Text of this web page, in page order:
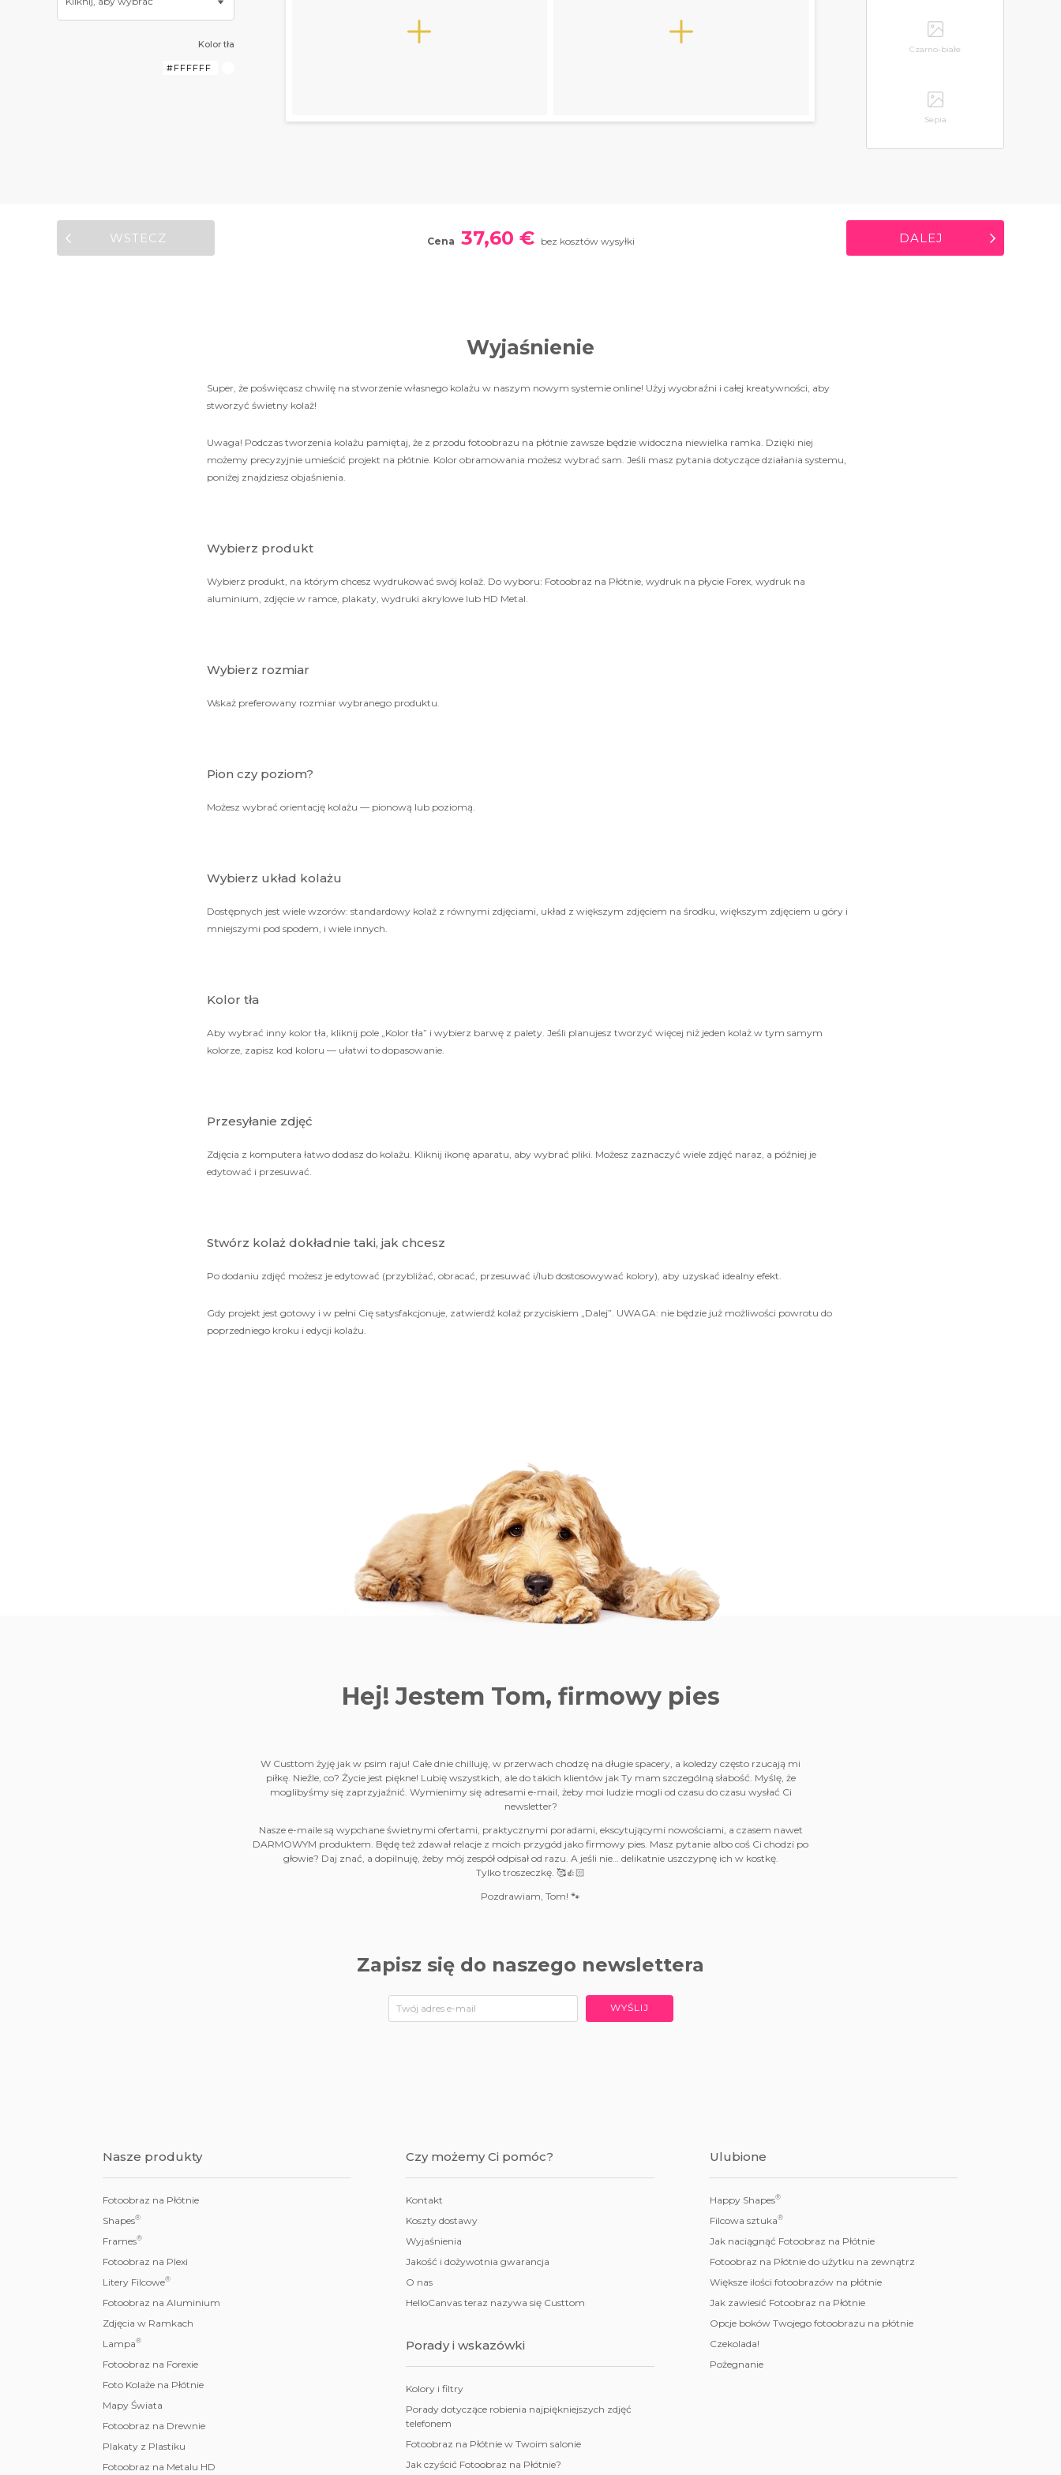
Kolor tła Czarno-białe
Sepia
WSTECZ Cena 37,60 € bez kosztów wysyłki DALEJ
Wyjaśnienie
Super, że poświęcasz chwilę na stworzenie własnego kolażu w naszym nowym systemie online! Użyj wyobraźni i całej kreatywności, aby
stworzyć świetny kolaż!
Uwaga! Podczas tworzenia kolażu pamiętaj, że z przodu fotoobrazu na płótnie zawsze będzie widoczna niewielka ramka. Dzięki niej
możemy precyzyjnie umieścić projekt na płótnie. Kolor obramowania możesz wybrać sam. Jeśli masz pytania dotyczące działania systemu,
poniżej znajdziesz objaśnienia.
Wybierz produkt
Wybierz produkt, na którym chcesz wydrukować swój kolaż. Do wyboru: Fotoobraz na Płótnie, wydruk na płycie Forex, wydruk na
aluminium, zdjęcie w ramce, plakaty, wydruki akrylowe lub HD Metal.
Wybierz rozmiar
Wskaż preferowany rozmiar wybranego produktu.
Pion czy poziom?
Możesz wybrać orientację kolażu — pionową lub poziomą.
Wybierz układ kolażu
Dostępnych jest wiele wzorów: standardowy kolaż z równymi zdjęciami, układ z większym zdjęciem na środku, większym zdjęciem u góry i
mniejszymi pod spodem, i wiele innych.
Kolor tła
Aby wybrać inny kolor tła, kliknij pole „Kolor tła” i wybierz barwę z palety. Jeśli planujesz tworzyć więcej niż jeden kolaż w tym samym
kolorze, zapisz kod koloru — ułatwi to dopasowanie.
Przesyłanie zdjęć
Zdjęcia z komputera łatwo dodasz do kolażu. Kliknij ikonę aparatu, aby wybrać pliki. Możesz zaznaczyć wiele zdjęć naraz, a później je
edytować i przesuwać.
Stwórz kolaż dokładnie taki, jak chcesz
Po dodaniu zdjęć możesz je edytować (przybliżać, obracać, przesuwać i/lub dostosowywać kolory), aby uzyskać idealny efekt.
Gdy projekt jest gotowy i w pełni Cię satysfakcjonuje, zatwierdź kolaż przyciskiem „Dalej”. UWAGA: nie będzie już możliwości powrotu do
poprzedniego kroku i edycji kolażu.
Hej! Jestem Tom, firmowy pies
W Custtom żyję jak w psim raju! Całe dnie chilluję, w przerwach chodzę na długie spacery, a koledzy często rzucają mi
piłkę. Nieźle, co? Życie jest piękne! Lubię wszystkich, ale do takich klientów jak Ty mam szczególną słabość. Myślę, że
moglibyśmy się zaprzyjaźnić. Wymienimy się adresami e-mail, żeby moi ludzie mogli od czasu do czasu wysłać Ci
newsletter?
Nasze e-maile są wypchane świetnymi ofertami, praktycznymi poradami, ekscytującymi nowościami, a czasem nawet
DARMOWYM produktem. Będę też zdawał relacje z moich przygód jako firmowy pies. Masz pytanie albo coś Ci chodzi po
głowie? Daj znać, a dopilnuję, żeby mój zespół odpisał od razu. A jeśli nie… delikatnie uszczypnę ich w kostkę.
Tylko troszeczkę. 🥰👍🏻
Pozdrawiam, Tom! 🐾
Zapisz się do naszego newslettera
WYŚLIJ
Nasze produkty
Fotoobraz na Płótnie
Shapes®
Frames®
Fotoobraz na Plexi
Litery Filcowe®
Fotoobraz na Aluminium
Zdjęcia w Ramkach
Lampa®
Fotoobraz na Forexie
Foto Kolaże na Płótnie
Mapy Świata
Fotoobraz na Drewnie
Plakaty z Plastiku
Fotoobraz na Metalu HD
Czy możemy Ci pomóc?
Kontakt
Koszty dostawy
Wyjaśnienia
Jakość i dożywotnia gwarancja
O nas
HelloCanvas teraz nazywa się Custtom
Porady i wskazówki
Kolory i filtry
Porady dotyczące robienia najpiękniejszych zdjęć
telefonem
Fotoobraz na Płótnie w Twoim salonie
Jak czyścić Fotoobraz na Płótnie?
Ulubione
Happy Shapes®
Filcowa sztuka®
Jak naciągnąć Fotoobraz na Płótnie
Fotoobraz na Płótnie do użytku na zewnątrz
Większe ilości fotoobrazów na płótnie
Jak zawiesić Fotoobraz na Płótnie
Opcje boków Twojego fotoobrazu na płótnie
Czekolada!
Pożegnanie